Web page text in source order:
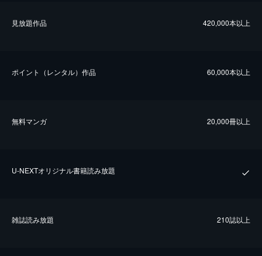
⾒放題作品 420,000本以上
ポイント（レンタル）作品 60,000本以上
無料マンガ 20,000冊以上
U-NEXTオリジナル書籍読み放題
雑誌読み放題 210誌以上